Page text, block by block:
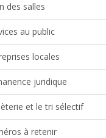
des salles
au public
locales
juridique
et le tri sélectif
à retenir